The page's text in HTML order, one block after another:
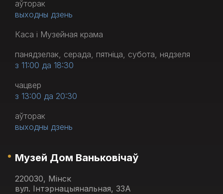
аўторак
выходны дзень
Каса і Музейная крама
панядзелак, серада, пятніца, субота, нядзеля
з 11:00 да 18:30
чацвер
з 13:00 да 20:30
аўторак
выходны дзень
Музей Дом Ваньковічаў
220030, Мінск
вул. Інтэрнацыянальная, 33А